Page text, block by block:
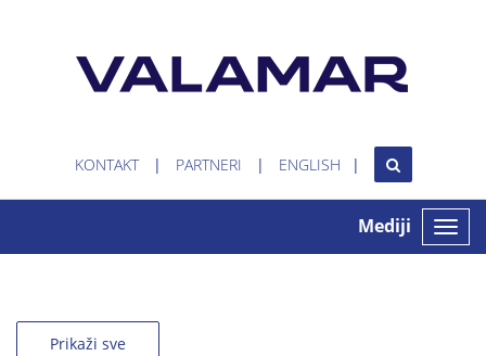
KONTAKT PARTNERI ENGLISH
Toggle
Mediji
Prikaži sve